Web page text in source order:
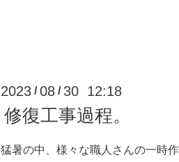
2023 /08 / 30 12:18
修復工事過程。
猛暑の中、様々な職人さんの一時